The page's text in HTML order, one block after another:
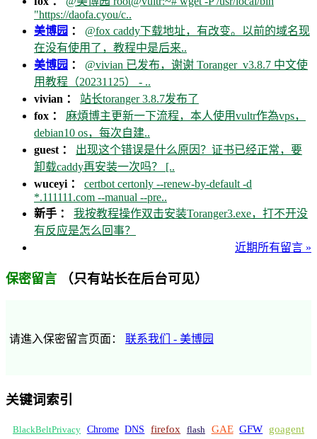
"https://daofa.cyou/c..
美博园 ： @fox caddy下载地址，有改变。以前的域名现
在没有使用了，教程中是后来..
美博园 ： @vivian 已发布，谢谢 Toranger_v3.8.7 中文使
用教程（20231125） - ..
vivian ： 站长toranger 3.8.7发布了
fox ： 麻煩博主更新一下流程，本人使用vultr作為vps，
debian10 os，每次自建..
guest ： 出现这个错误是什么原因？证书已经正常，要
卸载caddy再安装一次吗？ [..
wuceyi ： certbot certonly --renew-by-default -d
*.111111.com --manual --pre..
新手 ： 我按教程操作双击安装Toranger3.exe，打不开没
有反应是怎么回事？
近期所有留言 »
保密留言 （只有站长在后台可见）
请進入保密留言页面： 联系我们 - 美博园
关键词索引
BlackBeltPrivacy Chrome DNS firefox flash GAE GFW
goagent